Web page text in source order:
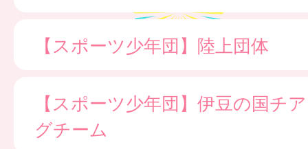
【スポーツ少年団】陸上団体
【スポーツ少年団】伊豆の国チ
グチーム